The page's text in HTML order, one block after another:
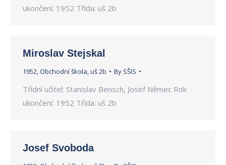
ukončení: 1952 Třída: uš 2b
Miroslav Stejskal
1952,Obchodní škola,uš 2b By SŠIS
Třídní učitel: Stanislav Bensch, Josef Němec Rok
ukončení: 1952 Třída: uš 2b
Josef Svoboda